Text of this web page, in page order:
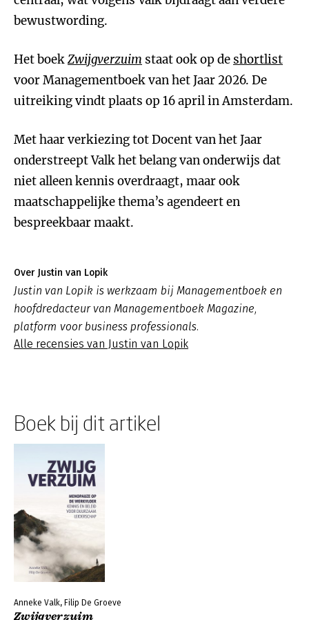
bewustwording.
Het boekZwijgverzuim staat ook op de shortlist
voor Managementboek van het Jaar 2026. De
uitreiking vindt plaats op 16 april in Amsterdam.
Met haar verkiezing tot Docent van het Jaar
onderstreept Valk het belang van onderwijs dat
niet alleen kennis overdraagt, maar ook
maatschappelijke thema’s agendeert en
bespreekbaar maakt.
Over Justin van Lopik
Justin van Lopik is werkzaam bij Managementboek en
hoofdredacteur van Managementboek Magazine,
platform voor business professionals.
Alle recensies van Justin van Lopik
Boek bij dit artikel
Anneke Valk, Filip De Groeve
Zwijgverzuim